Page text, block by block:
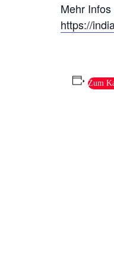
Mehr
https://
Zum